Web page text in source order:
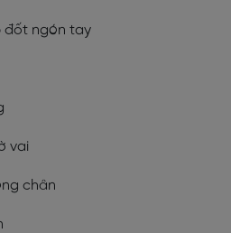
đốt ngón tay
vai
chân